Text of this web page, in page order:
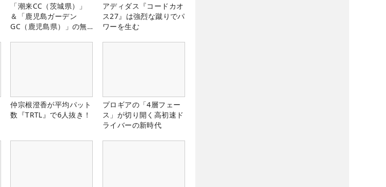
「潮来CC（茨城県）」
＆「鹿児島ガーデン
GC（鹿児島県）」の無
アディダス『コードカオ
ス27』は強烈な蹴りでパ
ワーを生む
仲宗根澄香が平均パット
数『TRTL』で6人抜き！
プロギアの「4層フェー
ス」が切り開く高初速ド
ライバーの新時代